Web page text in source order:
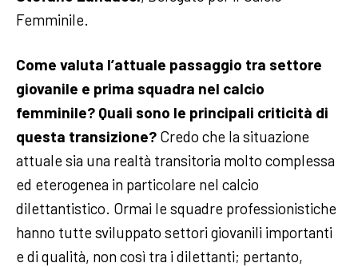
Femminile.
Come valuta l’attuale passaggio tra settore
giovanile e prima squadra nel calcio
femminile? Quali sono le principali criticità di
questa transizione? Credo che la situazione
attuale sia una realtà transitoria molto complessa
ed eterogenea in particolare nel calcio
dilettantistico. Ormai le squadre professionistiche
hanno tutte sviluppato settori giovanili importanti
e di qualità, non così tra i dilettanti; pertanto,